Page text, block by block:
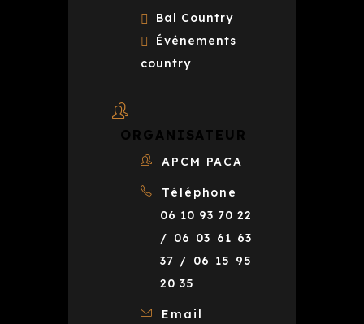
Bal Country
Événements
country
ORGANISATEUR
APCM PACA
Téléphone
06 10 93 70 22
/ 06 03 61 63
37 / 06 15 95
20 35
Email